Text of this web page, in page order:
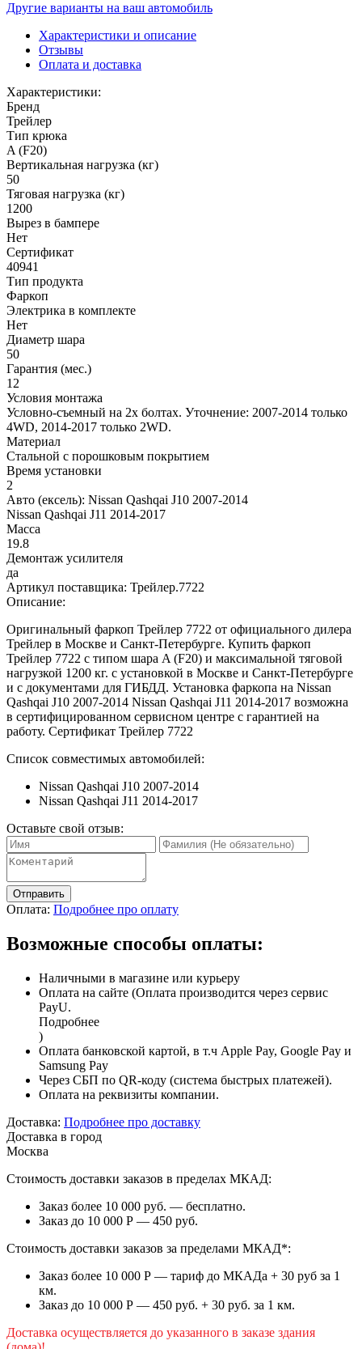
Другие варианты на ваш автомобиль
Характеристики и описание
Отзывы
Оплата и доставка
Характеристики:
Бренд
Трейлер
Тип крюка
A (F20)
Вертикальная нагрузка (кг)
50
Тяговая нагрузка (кг)
1200
Вырез в бампере
Нет
Сертификат
40941
Тип продукта
Фаркоп
Электрика в комплекте
Нет
Диаметр шара
50
Гарантия (мес.)
12
Условия монтажа
Условно-съемный на 2х болтах. Уточнение: 2007-2014 только
4WD, 2014-2017 только 2WD.
Материал
Стальной с порошковым покрытием
Время установки
2
Авто (ексель): Nissan Qashqai J10 2007-2014
Nissan Qashqai J11 2014-2017
Масса
19.8
Демонтаж усилителя
да
Артикул поставщика: Трейлер.7722
Описание:
Оригинальный фаркоп Трейлер 7722 от официального дилера
Трейлер в Москве и Санкт-Петербурге. Купить фаркоп
Трейлер 7722 с типом шара A (F20) и максимальной тяговой
нагрузкой 1200 кг. с установкой в Москве и Санкт-Петербурге
и с документами для ГИБДД. Установка фаркопа на Nissan
Qashqai J10 2007-2014 Nissan Qashqai J11 2014-2017 возможна
в сертифицированном сервисном центре с гарантией на
работу. Сертификат Трейлер 7722
Список совместимых автомобилей:
Nissan Qashqai J10 2007-2014
Nissan Qashqai J11 2014-2017
Оставьте свой отзыв:
Отправить
Оплата: Подробнее про оплату
Возможные способы оплаты:
Наличными в магазине или курьеру
Оплата на сайте (Оплата производится через сервис
PayU.
Подробнее
)
Оплата банковской картой, в т.ч Apple Pay, Google Pay и
Samsung Pay
Через СБП по QR-коду (система быстрых платежей).
Оплата на реквизиты компании.
Доставка: Подробнее про доставку
Доставка в город
Москва
Стоимость доставки заказов в пределах МКАД:
Заказ более 10 000 руб. — бесплатно.
Заказ до 10 000 Р — 450 руб.
Стоимость доставки заказов за пределами МКАД*:
Заказ более 10 000 Р — тариф до МКАДа + 30 руб за 1
км.
Заказ до 10 000 Р — 450 руб. + 30 руб. за 1 км.
Доставка осуществляется до указанного в заказе здания